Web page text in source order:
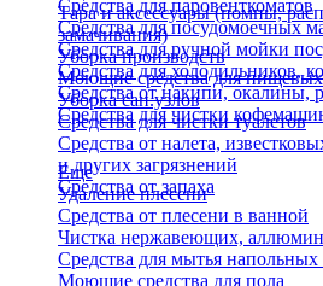
Средства для паровенткоматов
Средства для посудомоечных
Средства для ручной мойки
Средства для холодильников,
Средства от накипи, окалины,
Средства для чистки
Тара и аксессуары (помпы,
замачивания)
Уборка производств
Моющие средства для пищевых
Уборка сан.узлов
Средства для чистки туалетов
Средства от налета,
и других загрязнений
Средства от запаха
Еще
Удаление плесени
Средства от плесени в ванной
Чистка нержавеющих,
Средства для мытья
Моющие средства для пола